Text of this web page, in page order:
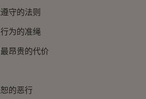
守的法则
为的准绳
昂贵的代价
的恶行